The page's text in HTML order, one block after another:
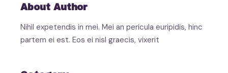
About Author
Nihil expetendis in mei. Mei an pericula euripidis, hinc
partem ei est. Eos ei nisl graecis, vixerit